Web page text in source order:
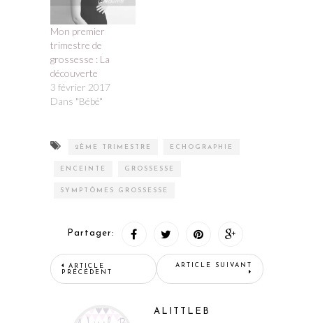
Mon premier
trimestre de
grossesse : La
découverte
3 février 2017
Dans "Bébé"
2ÈME TRIMESTRE ECHOGRAPHIE
ENCEINTE GROSSESSE
SYMPTÔMES GROSSESSE
Partager:
ARTICLE
PRÉCÉDENT
ARTICLE SUIVANT
ALITTLEB